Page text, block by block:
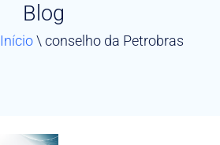
Blog
Início\ conselho da Petrobras